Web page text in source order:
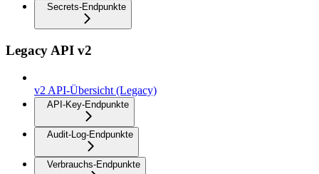
Secrets-Endpunkte
Legacy API v2
v2 API-Übersicht (Legacy)
API-Key-Endpunkte
Audit-Log-Endpunkte
Verbrauchs-Endpunkte